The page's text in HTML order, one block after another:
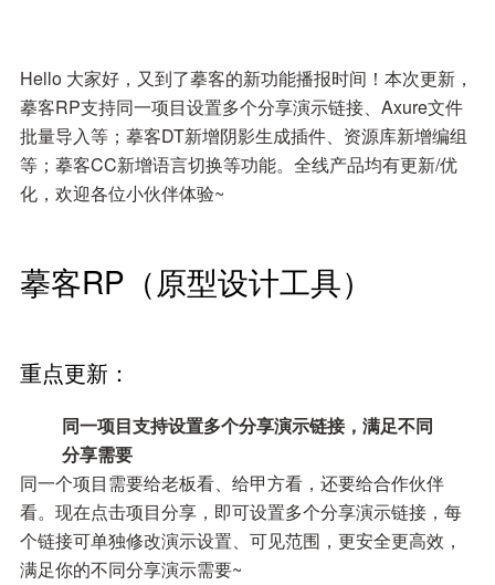
Hello 大家好，又到了摹客的新功能播报时间！本次更新，
摹客RP支持同一项目设置多个分享演示链接、Axure文件
批量导入等；摹客DT新增阴影生成插件、资源库新增编组
等；摹客CC新增语言切换等功能。全线产品均有更新/优
化，欢迎各位小伙伴体验~
摹客RP（原型设计工具）
重点更新：
同一项目支持设置多个分享演示链接，满足不同
分享需要
同一个项目需要给老板看、给甲方看，还要给合作伙伴
看。现在点击项目分享，即可设置多个分享演示链接，每
个链接可单独修改演示设置、可见范围，更安全更高效，
满足你的不同分享演示需要~